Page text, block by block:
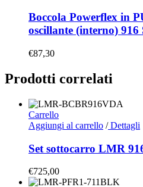
Boccola Powerflex in
oscillante (interno) 916
€87,30
Prodotti correlati
Carrello
Aggiungi al carrello /Dettagli
Set sottocarro LMR
€725,00